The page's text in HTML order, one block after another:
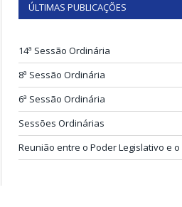
ÚLTIMAS PUBLICAÇÕES
14ª Sessão Ordinária
8ª Sessão Ordinária
6ª Sessão Ordinária
Sessões Ordinárias
Reunião entre o Poder Legislativo e